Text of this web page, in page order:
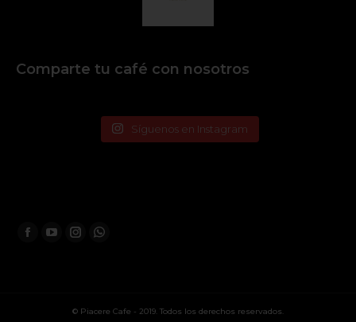
Comparte tu café con nosotros
Síguenos en Instagram
Encuéntranos en:
© Piacere Cafe - 2019. Todos los derechos reservados.